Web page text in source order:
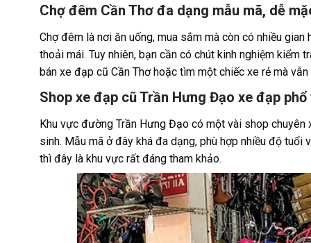
Chợ đêm Cần Thơ đa dạng mẫu mã, dễ
Chợ đêm là nơi ăn uống, mua sắm mà còn có nhiều
thoải mái. Tuy nhiên, bạn cần có chút kinh nghiệm kiểm
bán xe đạp cũ Cần Thơ hoặc tìm một chiếc xe rẻ mà
Shop xe đạp cũ Trần Hưng Đạo xe đạp
Khu vực đường Trần Hưng Đạo có một vài shop
sinh. Mẫu mã ở đây khá đa dạng, phù hợp nhiều độ
thì đây là khu vực rất đáng tham khảo.